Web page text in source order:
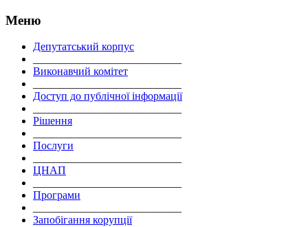
Меню
Депутатський корпус
Виконавчий комітет
Доступ до публічної інформації
Рішення
Послуги
ЦНАП
Програми
Запобігання корупції